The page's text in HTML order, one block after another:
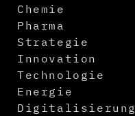
Chemie
Pharma
Strategie
Innovation
Technologie
Energie
Digitalisierung